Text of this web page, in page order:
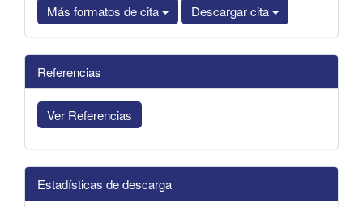
Más formatos de cita Descargar cita
Referencias
Ver Referencias
Estadísticas de descarga